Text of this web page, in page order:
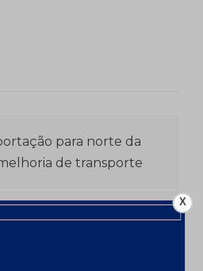
para norte da
de transporte
quer expansão no RN
X